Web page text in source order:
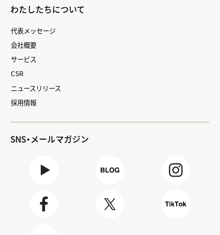
わたしたちについて
代表メッセージ
会社概要
サービス
CSR
ニュースリリース
採用情報
SNS・メールマガジン